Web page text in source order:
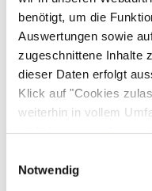
benötigt, um die
Auswertungen sowie
zugeschnittene Inhalte
dieser Daten erfolgt
Klick auf "Cookies
weiterhin in vollem
steht in unserer
gelistet.
Notwendig
Anreise: 15:00 - 18:00
Services
Fahrradparkplätze
Zahlungsoptionen
Ausschließlich
Aktivitäten